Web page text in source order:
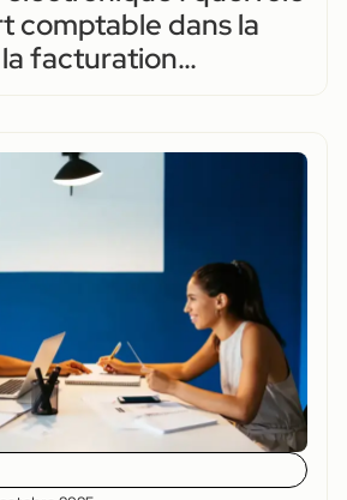
comptable dans la
facturation